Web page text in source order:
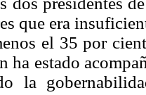
que era
el 35 por
ha estado
la